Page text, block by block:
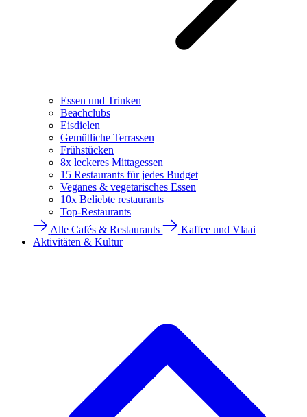
Essen und Trinken
Beachclubs
Eisdielen
Gemütliche Terrassen
Frühstücken
8x leckeres Mittagessen
15 Restaurants für jedes Budget
Veganes & vegetarisches Essen
10x Beliebte restaurants
Top-Restaurants
Alle Cafés & Restaurants
Kaffee und Vlaai
Aktivitäten & Kultur